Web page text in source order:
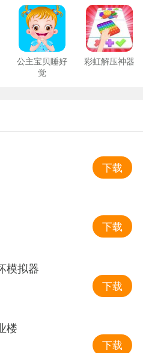
公主宝贝睡好
觉
彩虹解压神器
下载
下载
模拟器
下载
楼
下载